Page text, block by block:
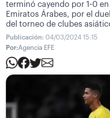
terminó cayendo por 1-0
Emiratos Árabes, por el
del torneo de clubes
Publicación: 04/03/2024 15:15
Por:Agencia EFE